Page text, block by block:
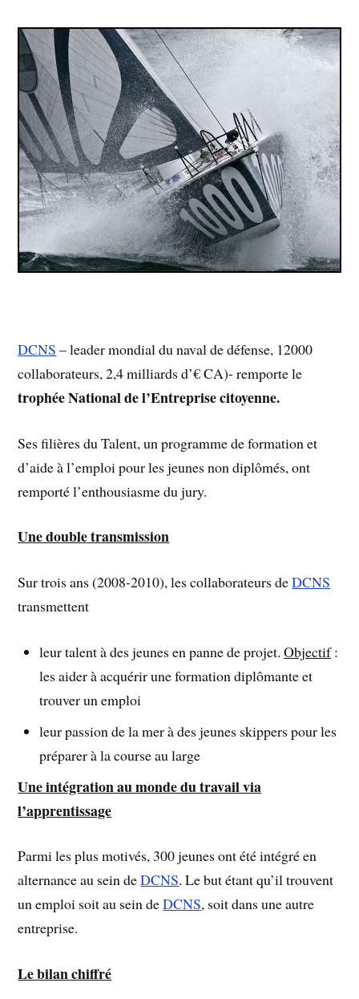
DCNS – leader mondial du naval de défense, 12000
collaborateurs, 2,4 milliards d’€ CA)- remporte le
trophée National de l’Entreprise citoyenne.
Ses filières du Talent, un programme de formation et
d’aide à l’emploi pour les jeunes non diplômés, ont
remporté l’enthousiasme du jury.
Une double transmission
Sur trois ans (2008-2010), les collaborateurs deDCNS
transmettent
leur talent à des jeunes en panne de projet.Objectif:
les aider à acquérir une formation diplômante et
trouver un emploi
leur passion de la mer à des jeunes skippers pour les
préparer à la course au large
Une intégration au monde du travail via
l’apprentissage
Parmi les plus motivés, 300 jeunes ont été intégré en
alternance au sein deDCNS. Le but étant qu’il trouvent
un emploi soit au sein deDCNS, soit dans une autre
entreprise.
Le bilan chiffré